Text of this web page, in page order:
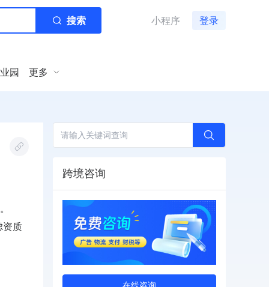
搜索 小程序 登录
园 更多
资质
跨境咨询
在线咨询